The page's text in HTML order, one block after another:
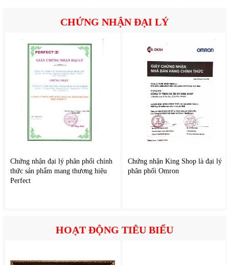
3. Chất liệu an toàn cho sức khỏe
chế ảnh hưởng đến chất lượng nước sau khi lọc. Các bộ
phận tiếp xúc với nước được thiết kế nhằm đảm bảo vệ
sinh và an toàn trong quá trình sử dụng lâu dài.
Điều này giúp người dùng yên tâm hơn khi sử dụng nguồn
nước hàng ngày cho việc uống trực tiếp hoặc chế biến thực
phẩm.
II. Tính năng nổi bật của máy lọc nước RO Tefal BR453AY0
Khả năng lọc đa tầng
nhằm nâng cao hiệu quả làm sạch nước. Nước đầu vào sẽ
trải qua nhiều bước lọc để loại bỏ cặn bẩn, mùi khó chịu và
các tạp chất có hại.
CHỨNG NHẬN ĐẠI LÝ
Chứng nhận đại lý phân phối chính
thức sản phẩm mang thương hiệu
Perfect
Chứng nhận King Shop là đại lý
phân phối Omron
HOẠT ĐỘNG TIÊU BIỂU